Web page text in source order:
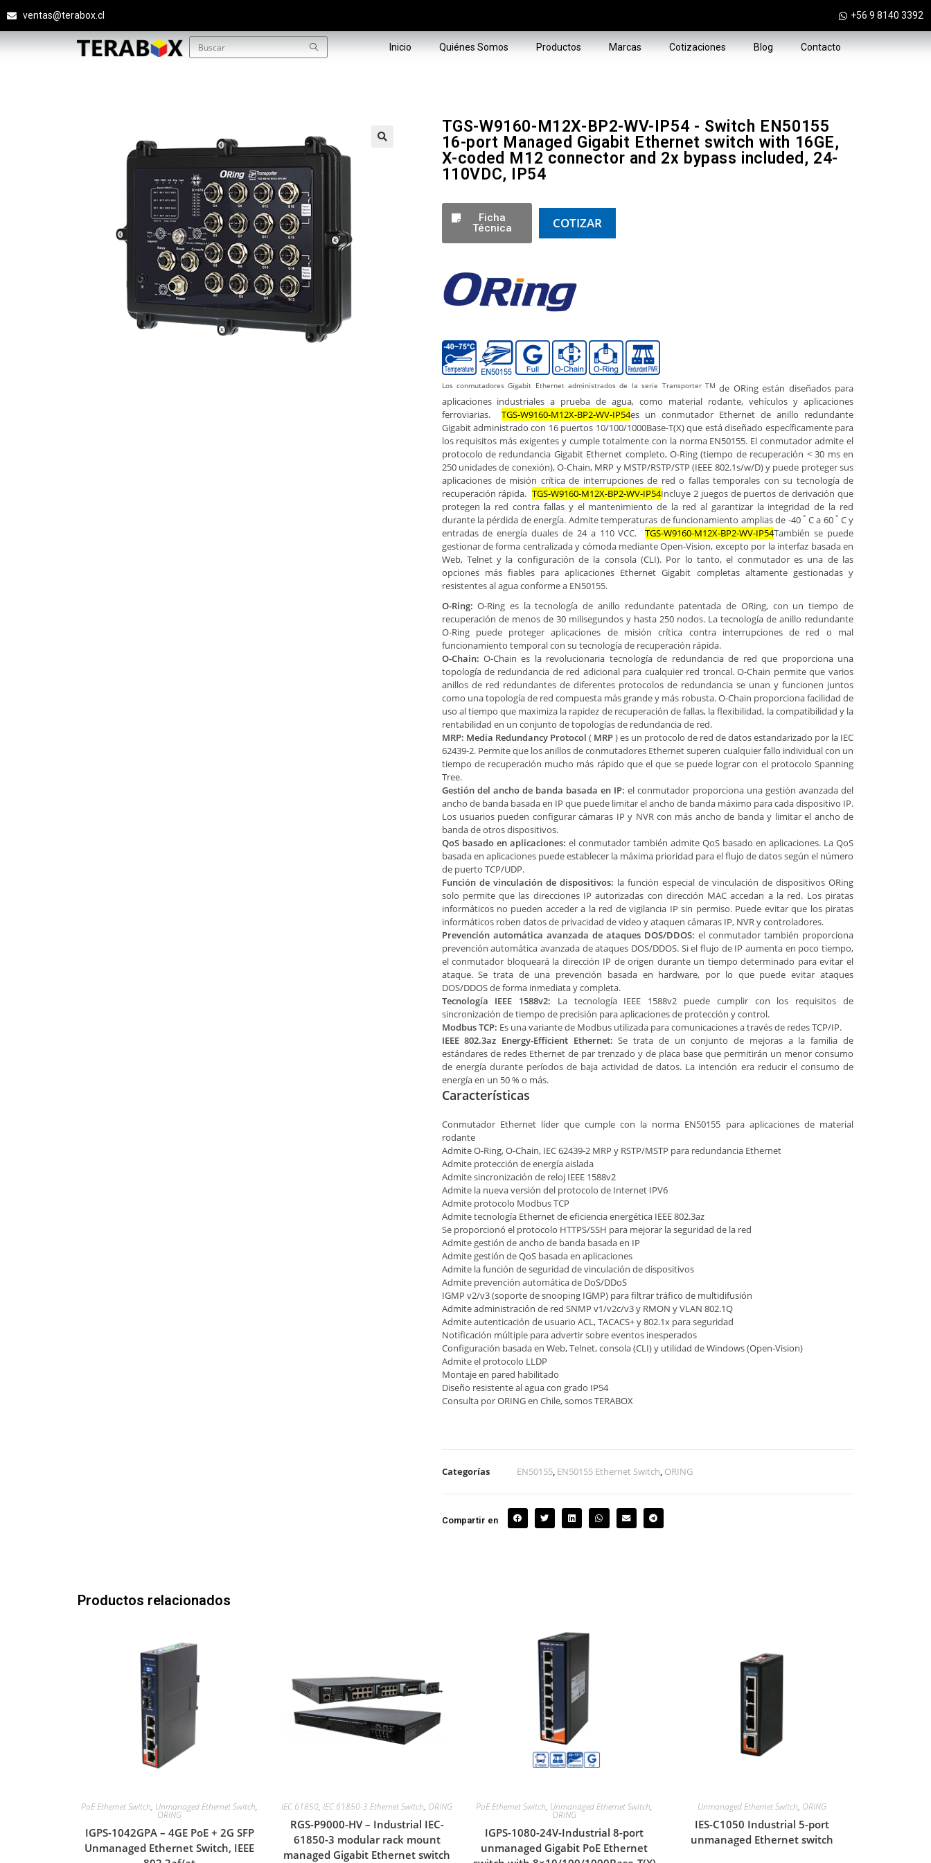
ventas@terabox.cl +56 9 8140 3392
Inicio Quiénes Somos Productos Marcas Cotizaciones Blog Contacto
TGS-W9160-M12X-BP2-WV-IP54 - Switch EN50155
16-port Managed Gigabit Ethernet switch with 16GE,
X-coded M12 connector and 2x bypass included, 24-
110VDC, IP54
Ficha
Técnica
COTIZAR
Los conmutadores Gigabit Ethernet administrados de la serie Transporter TM de ORing están diseñados para
aplicaciones industriales a prueba de agua, como material rodante, vehículos y aplicaciones
ferroviarias. TGS-W9160-M12X-BP2-WV-IP54es un conmutador Ethernet de anillo redundante
Gigabit administrado con 16 puertos 10/100/1000Base-T(X) que está diseñado específicamente para
los requisitos más exigentes y cumple totalmente con la norma EN50155. El conmutador admite el
protocolo de redundancia Gigabit Ethernet completo, O-Ring (tiempo de recuperación < 30 ms en
250 unidades de conexión), O-Chain, MRP y MSTP/RSTP/STP (IEEE 802.1s/w/D) y puede proteger sus
aplicaciones de misión crítica de interrupciones de red o fallas temporales con su tecnología de
recuperación rápida.TGS-W9160-M12X-BP2-WV-IP54Incluye 2 juegos de puertos de derivación que
protegen la red contra fallas y el mantenimiento de la red al garantizar la integridad de la red
durante la pérdida de energía. Admite temperaturas de funcionamiento amplias de -40° C a 60° C y
entradas de energía duales de 24 a 110 VCC.TGS-W9160-M12X-BP2-WV-IP54También se puede
gestionar de forma centralizada y cómoda mediante Open-Vision, excepto por la interfaz basada en
Web, Telnet y la configuración de la consola (CLI). Por lo tanto, el conmutador es una de las
opciones más fiables para aplicaciones Ethernet Gigabit completas altamente gestionadas y
resistentes al agua conforme a EN50155.
O-Ring: O-Ring es la tecnología de anillo redundante patentada de ORing, con un tiempo de
recuperación de menos de 30 milisegundos y hasta 250 nodos. La tecnología de anillo redundante
O-Ring puede proteger aplicaciones de misión crítica contra interrupciones de red o mal
funcionamiento temporal con su tecnología de recuperación rápida.
O-Chain: O-Chain es la revolucionaria tecnología de redundancia de red que proporciona una
topología de redundancia de red adicional para cualquier red troncal. O-Chain permite que varios
anillos de red redundantes de diferentes protocolos de redundancia se unan y funcionen juntos
como una topología de red compuesta más grande y más robusta. O-Chain proporciona facilidad de
uso al tiempo que maximiza la rapidez de recuperación de fallas, la flexibilidad, la compatibilidad y la
rentabilidad en un conjunto de topologías de redundancia de red.
MRP: Media Redundancy Protocol ( MRP) es un protocolo de red de datos estandarizado por la IEC
62439-2. Permite que los anillos de conmutadores Ethernet superen cualquier fallo individual con un
tiempo de recuperación mucho más rápido que el que se puede lograr con el protocolo Spanning
Tree.
Gestión del ancho de banda basada en IP: el conmutador proporciona una gestión avanzada del
ancho de banda basada en IP que puede limitar el ancho de banda máximo para cada dispositivo IP.
Los usuarios pueden configurar cámaras IP y NVR con más ancho de banda y limitar el ancho de
banda de otros dispositivos.
QoS basado en aplicaciones: el conmutador también admite QoS basado en aplicaciones. La QoS
basada en aplicaciones puede establecer la máxima prioridad para el flujo de datos según el número
de puerto TCP/UDP.
Función de vinculación de dispositivos: la función especial de vinculación de dispositivos ORing
solo permite que las direcciones IP autorizadas con dirección MAC accedan a la red. Los piratas
informáticos no pueden acceder a la red de vigilancia IP sin permiso. Puede evitar que los piratas
informáticos roben datos de privacidad de video y ataquen cámaras IP, NVR y controladores.
Prevención automática avanzada de ataques DOS/DDOS: el conmutador también proporciona
prevención automática avanzada de ataques DOS/DDOS. Si el flujo de IP aumenta en poco tiempo,
el conmutador bloqueará la dirección IP de origen durante un tiempo determinado para evitar el
ataque. Se trata de una prevención basada en hardware, por lo que puede evitar ataques
DOS/DDOS de forma inmediata y completa.
Tecnología IEEE 1588v2: La tecnología IEEE 1588v2 puede cumplir con los requisitos de
sincronización de tiempo de precisión para aplicaciones de protección y control.
Modbus TCP: Es una variante de Modbus utilizada para comunicaciones a través de redes TCP/IP.
IEEE 802.3az Energy-Efficient Ethernet: Se trata de un conjunto de mejoras a la familia de
estándares de redes Ethernet de par trenzado y de placa base que permitirán un menor consumo
de energía durante períodos de baja actividad de datos. La intención era reducir el consumo de
energía en un 50 % o más.
Características
Conmutador Ethernet líder que cumple con la norma EN50155 para aplicaciones de material
rodante
Admite O-Ring, O-Chain, IEC 62439-2 MRP y RSTP/MSTP para redundancia Ethernet
Admite protección de energía aislada
Admite sincronización de reloj IEEE 1588v2
Admite la nueva versión del protocolo de Internet IPV6
Admite protocolo Modbus TCP
Admite tecnología Ethernet de eficiencia energética IEEE 802.3az
Se proporcionó el protocolo HTTPS/SSH para mejorar la seguridad de la red
Admite gestión de ancho de banda basada en IP
Admite gestión de QoS basada en aplicaciones
Admite la función de seguridad de vinculación de dispositivos
Admite prevención automática de DoS/DDoS
IGMP v2/v3 (soporte de snooping IGMP) para filtrar tráfico de multidifusión
Admite administración de red SNMP v1/v2c/v3 y RMON y VLAN 802.1Q
Admite autenticación de usuario ACL, TACACS+ y 802.1x para seguridad
Notificación múltiple para advertir sobre eventos inesperados
Configuración basada en Web, Telnet, consola (CLI) y utilidad de Windows (Open-Vision)
Admite el protocolo LLDP
Montaje en pared habilitado
Diseño resistente al agua con grado IP54
Consulta por ORING en Chile, somos TERABOX
Categorías EN50155, EN50155 Ethernet Switch, ORING
Compartir en
Productos relacionados
PoE Ethernet Switch, Unmanaged Ethernet Switch,
ORING
IGPS-1042GPA – 4GE PoE + 2G SFP
Unmanaged Ethernet Switch, IEEE
IEC 61850, IEC 61850-3 Ethernet Switch, ORING
RGS-P9000-HV – Industrial IEC-
61850-3 modular rack mount
managed Gigabit Ethernet switch
PoE Ethernet Switch, Unmanaged Ethernet Switch,
ORING
IGPS-1080-24V-Industrial 8-port
unmanaged Gigabit PoE Ethernet
Unmanaged Ethernet Switch, ORING
IES-C1050 Industrial 5-port
unmanaged Ethernet switch